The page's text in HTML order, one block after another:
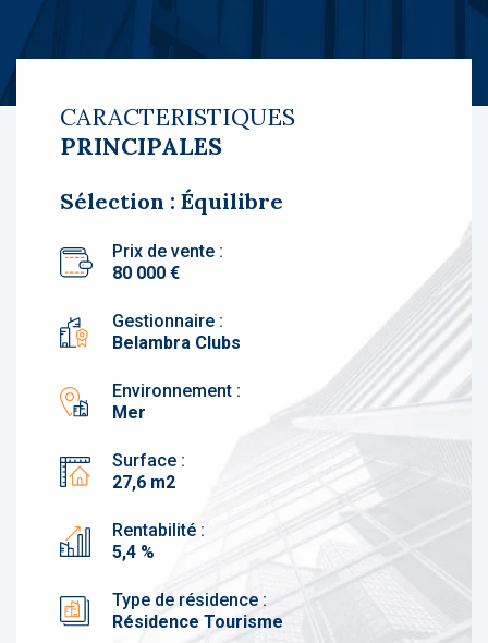
CARACTERISTIQUES
PRINCIPALES
Sélection : Équilibre
Prix de vente :
80 000 €
Gestionnaire :
Belambra Clubs
Environnement :
Mer
Surface :
27,6 m2
Rentabilité :
5,4 %
Type de résidence :
Résidence Tourisme